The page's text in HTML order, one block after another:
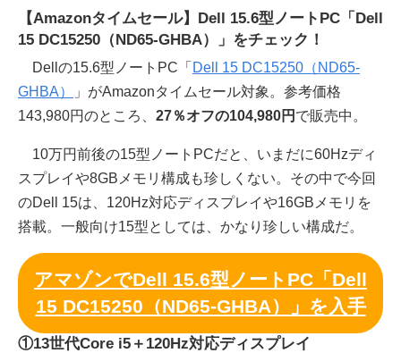
【Amazonタイムセール】Dell 15.6型ノートPC「Dell
15 DC15250（ND65-GHBA）」をチェック！
Dellの15.6型ノートPC「 Dell 15 DC15250（ND65-
GHBA）
」がAmazonタイムセール対象。参考価格
143,980円のところ、 27％オフの104,980円 で販売中。
10万円前後の15型ノートPCだと、いまだに60Hzディ
スプレイや8GBメモリ構成も珍しくない。その中で今回
のDell 15は、120Hz対応ディスプレイや16GBメモリを
搭載。一般向け15型としては、かなり珍しい構成だ。
アマゾンでDell 15.6型ノートPC「Dell
15 DC15250（ND65-GHBA）」を入手
①13世代Core i5＋120Hz対応ディスプレイ